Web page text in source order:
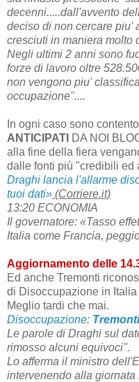
decenni.....dall'avvento
deciso di non cercare piu'
cresciuti in maniera molto
Negli ultimi 2 anni sono
forze di lavoro oltre
non vengono piu'
occupazione"....
In ogni caso sono
ANTICIPATI DA NOI
alla fine della fiera
dalle fonti più "credibili ed
Draghi lancia l'allarme
tuoi dati» (Corriere.it)
13:20 ECONOMIA
Il governatore: «Tasso
Italia come Francia,
Aggiornamento delle
Ed anche Tremonti
di Disoccupazione in
Meglio tardi che mai.
Disoccupazione: Tremonti
Le parole di Draghi sul
rimosso alcuni equivoci''.
Lo afferma il ministro
intervenendo alla